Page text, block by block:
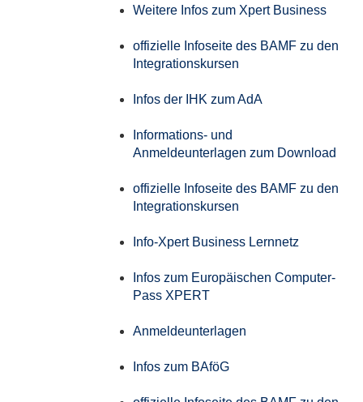
Weitere Infos zum Xpert Business
offizielle Infoseite des BAMF zu den
Integrationskursen
Infos der IHK zum AdA
Informations- und
Anmeldeunterlagen zum Download
offizielle Infoseite des BAMF zu den
Integrationskursen
Info-Xpert Business Lernnetz
Infos zum Europäischen Computer-
Pass XPERT
Anmeldeunterlagen
Infos zum BAföG